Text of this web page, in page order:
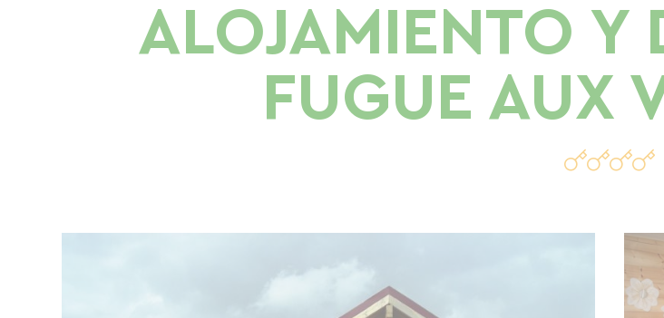
ALOJAMIENTO Y
FUGUE AUX